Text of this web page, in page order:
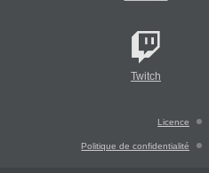
Twitch
Licence
Politique de confidentialité